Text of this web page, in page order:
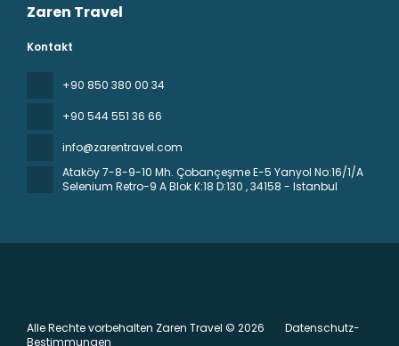
Zaren Travel
Kontakt
+90 850 380 00 34
+90 544 551 36 66
info@zarentravel.com
Ataköy 7-8-9-10 Mh. Çobançeşme E-5 Yanyol No:16/1/A
Selenium Retro-9 A Blok K:18 D:130 , 34158 - Istanbul
Alle Rechte vorbehalten Zaren Travel © 2026
Datenschutz-
Bestimmungen